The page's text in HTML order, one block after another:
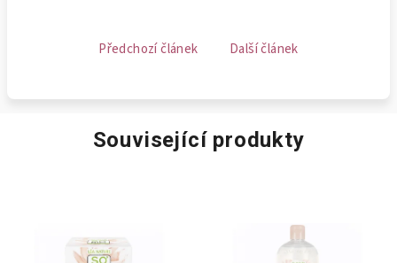
Předchozí článek Další článek
Související produkty